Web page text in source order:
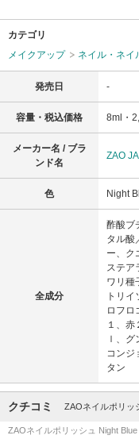
カテゴリ
メイクアップ
ネイル・ネイ
発売日 -
容量・税込価格 8ml・
メーカー名 / ブラ
ンド名
ZAO
色 Night
全成分
酢酸ブ
タル酸
ー、ク
ステア
ワリ種
トリ
ロフロ
１、赤
ｌ、
コンジ
タン
クチコミ ZAOネイルポリッ
ZAOネイルポリッシュ Night